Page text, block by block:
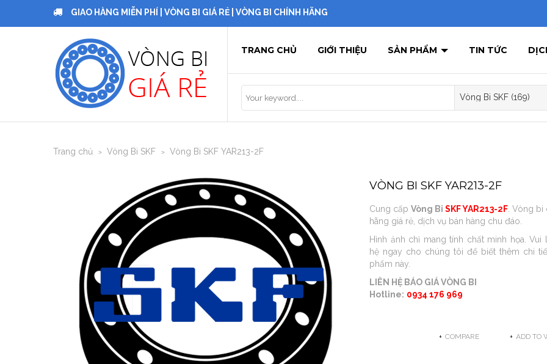
GIAO HÀNG MIỄN PHÍ | VÒNG BI GIÁ RẺ | VÒNG BI CHÍNH HÃNG
TRANG CHỦ GIỚI THIỆU SẢN PHẨM TIN TỨC
Trang chủ > Vòng Bi SKF > Vòng Bi SKF YAR213-2F
VÒNG BI SKF YAR213-2F
Cung cấpVòng BiSKF YAR213-2F . Vòng bi
hãng giá rẻ, dịch vụ bán hàng chu đáo.
Hình ảnh chỉ mang tính chất minh họa. Vui
hệ ngay cho chúng tôi để biết thêm chi
phẩm này.
LIÊN HỆ BÁO GIÁ VÒNG BI
Hotline: 0934 176 969
ADD TO
COMPARE